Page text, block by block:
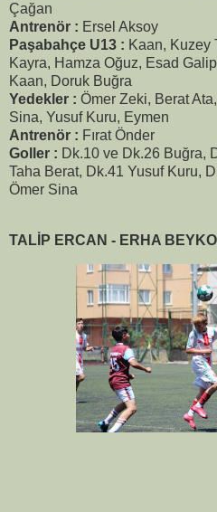
Çağan
Antrenör : Ersel Aksoy
Paşabahçe U13 : Kaan, Kuzey
Kayra, Hamza Oğuz, Esad
Kaan, Doruk Buğra
Yedekler : Ömer Zeki, Berat
Sina, Yusuf Kuru, Eymen
Antrenör : Fırat Önder
Goller : Dk.10 ve Dk.26 Buğra,
Taha Berat, Dk.41 Yusuf Kuru,
Ömer Sina
TALİP ERCAN - ERHA